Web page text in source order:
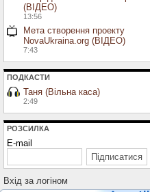
(ВІДЕО)
13:56
Мета створення проекту
NovaUkraina.org (ВІДЕО)
7:43
ПОДКАСТИ
Таня (Вільна каса)
2:49
РОЗСИЛКА
E-mail
Вхiд за логiном